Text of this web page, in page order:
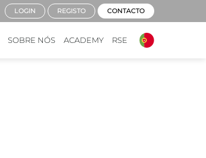
SOBRE NÓS ACADEMY RSE
LOGIN REGISTO CONTACTO